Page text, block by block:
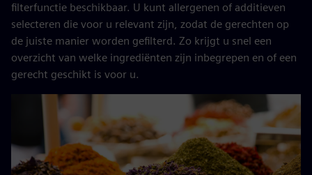
filterfunctie beschikbaar. U kunt allergenen of additieven
selecteren die voor u relevant zijn, zodat de gerechten op
de juiste manier worden gefilterd. Zo krijgt u snel een
overzicht van welke ingrediënten zijn inbegrepen en of een
gerecht geschikt is voor u.